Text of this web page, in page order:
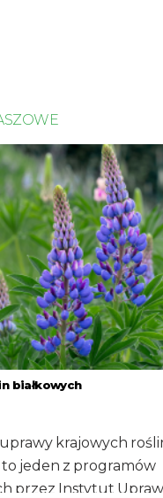
białkowych
krajowych
to jeden z programów
przez Instytut